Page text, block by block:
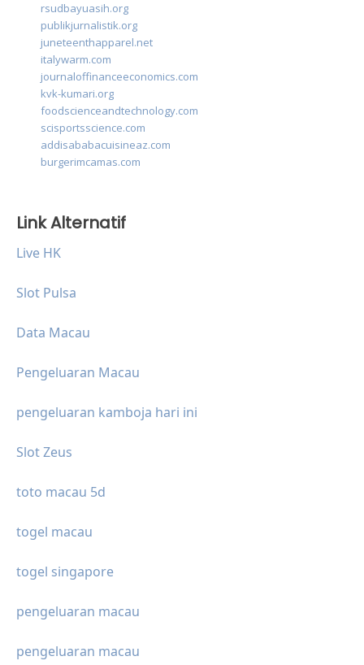
rsudbayuasih.org
publikjurnalistik.org
juneteenthapparel.net
italywarm.com
journaloffinanceeconomics.com
kvk-kumari.org
foodscienceandtechnology.com
scisportsscience.com
addisababacuisineaz.com
burgerimcamas.com
Link Alternatif
Live HK
Slot Pulsa
Data Macau
Pengeluaran Macau
pengeluaran kamboja hari ini
Slot Zeus
toto macau 5d
togel macau
togel singapore
pengeluaran macau
pengeluaran macau